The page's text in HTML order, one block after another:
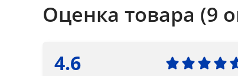
Оценка товара (9
4.6